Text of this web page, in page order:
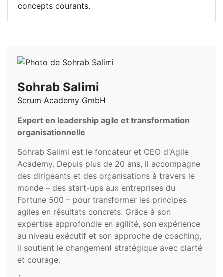
concepts courants.
Sohrab Salimi
Scrum Academy GmbH
Expert en leadership agile et transformation
organisationnelle
Sohrab Salimi est le fondateur et CEO d'Agile
Academy. Depuis plus de 20 ans, il accompagne
des dirigeants et des organisations à travers le
monde – des start-ups aux entreprises du
Fortune 500 – pour transformer les principes
agiles en résultats concrets. Grâce à son
expertise approfondie en agilité, son expérience
au niveau exécutif et son approche de coaching,
il soutient le changement stratégique avec clarté
et courage.